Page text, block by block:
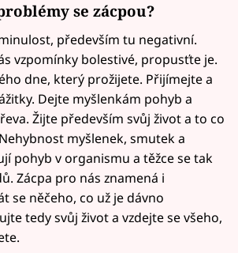
se zácpou?
především tu negativní.
vzpomínky bolestivé, propusťte je.
dne, který prožijete. Přijímejte a
Dejte myšlenkám pohyb a
Žijte především svůj život a to co
myšlenek, smutek a
pohyb v organismu a těžce se tak
Zácpa pro nás znamená i
se něčeho, co už je dávno
tedy svůj život a vzdejte se všeho,